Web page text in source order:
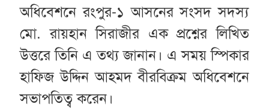
অধিবেশনে রংপুর-১ আসনের সংসদ সদস্য
মো. রায়হান সিরাজীর এক প্রশ্নের লিখিত
উত্তরে তিনি এ তথ্য জানান। এ সময় স্পিকার
হাফিজ উদ্দিন আহমদ বীরবিক্রম অধিবেশনে
সভাপতিত্ব করেন।